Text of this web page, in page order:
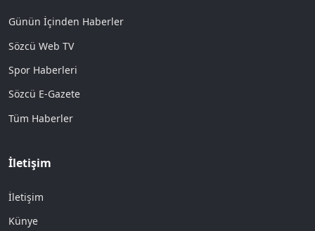
Günün İçinden Haberler
Sözcü Web TV
Spor Haberleri
Sözcü E-Gazete
Tüm Haberler
İletişim
İletişim
Künye